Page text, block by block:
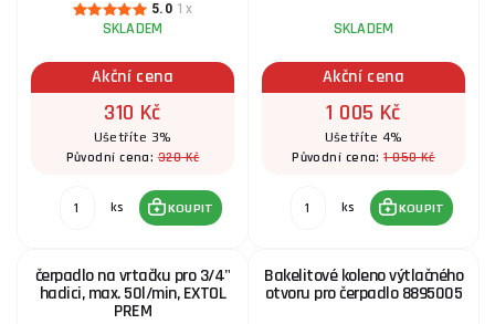
5.0 1x
SKLADEM
Akční cena
310 Kč
Ušetříte 3%
Původní cena:320 Kč
ks KOUPIT
SKLADEM
Akční cena
1 005 Kč
Ušetříte 4%
Původní cena:1 050 Kč
ks KOUPIT
čerpadlo na vrtačku pro 3/4"
hadici, max. 50l/min, EXTOL
PREM
Bakelitové koleno výtlačného
otvoru pro čerpadlo 8895005